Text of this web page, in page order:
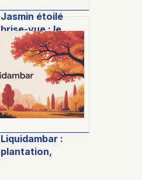
Jasmin étoilé
brise-vue : le
guide complet
pour une haie
parfumée et
élégante
Liquidambar :
plantation,